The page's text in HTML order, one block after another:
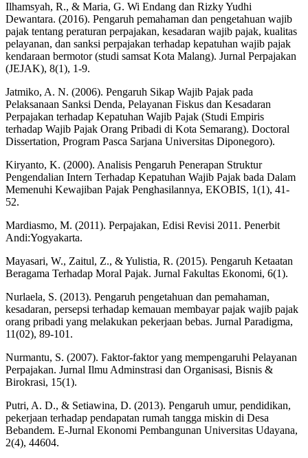
Ilhamsyah, R., & Maria, G. Wi Endang dan Rizky Yudhi
Dewantara. (2016). Pengaruh pemahaman dan pengetahuan wajib
pajak tentang peraturan perpajakan, kesadaran wajib pajak, kualitas
pelayanan, dan sanksi perpajakan terhadap kepatuhan wajib pajak
kendaraan bermotor (studi samsat Kota Malang). Jurnal Perpajakan
(JEJAK), 8(1), 1-9.
Jatmiko, A. N. (2006). Pengaruh Sikap Wajib Pajak pada
Pelaksanaan Sanksi Denda, Pelayanan Fiskus dan Kesadaran
Perpajakan terhadap Kepatuhan Wajib Pajak (Studi Empiris
terhadap Wajib Pajak Orang Pribadi di Kota Semarang). Doctoral
Dissertation, Program Pasca Sarjana Universitas Diponegoro).
Kiryanto, K. (2000). Analisis Pengaruh Penerapan Struktur
Pengendalian Intern Terhadap Kepatuhan Wajib Pajak bada Dalam
Memenuhi Kewajiban Pajak Penghasilannya, EKOBIS, 1(1), 41-
52.
Mardiasmo, M. (2011). Perpajakan, Edisi Revisi 2011. Penerbit
Andi:Yogyakarta.
Mayasari, W., Zaitul, Z., & Yulistia, R. (2015). Pengaruh Ketaatan
Beragama Terhadap Moral Pajak. Jurnal Fakultas Ekonomi, 6(1).
Nurlaela, S. (2013). Pengaruh pengetahuan dan pemahaman,
kesadaran, persepsi terhadap kemauan membayar pajak wajib pajak
orang pribadi yang melakukan pekerjaan bebas. Jurnal Paradigma,
11(02), 89-101.
Nurmantu, S. (2007). Faktor-faktor yang mempengaruhi Pelayanan
Perpajakan. Jurnal Ilmu Adminstrasi dan Organisasi, Bisnis &
Birokrasi, 15(1).
Putri, A. D., & Setiawina, D. (2013). Pengaruh umur, pendidikan,
pekerjaan terhadap pendapatan rumah tangga miskin di Desa
Bebandem. E-Jurnal Ekonomi Pembangunan Universitas Udayana,
2(4), 44604.